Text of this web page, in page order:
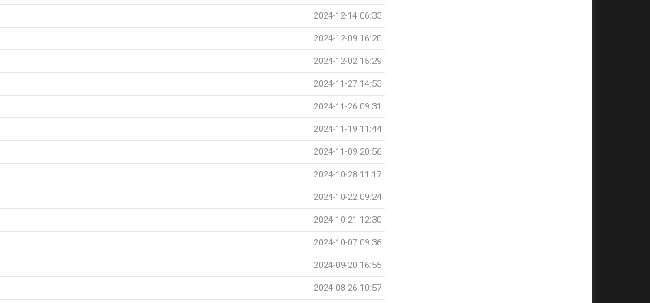
2024-12-14 06:33
2024-12-09 16:20
2024-12-02 15:29
2024-11-27 14:53
2024-11-26 09:31
2024-11-19 11:44
2024-11-09 20:56
2024-10-28 11:17
2024-10-22 09:24
2024-10-21 12:30
2024-10-07 09:36
2024-09-20 16:55
2024-08-26 10:57